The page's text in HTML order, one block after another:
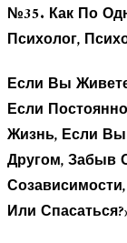
№35. Как По
Психолог,
Если Вы
Если
Жизнь, Если Вы
Другом, Забыв
Или